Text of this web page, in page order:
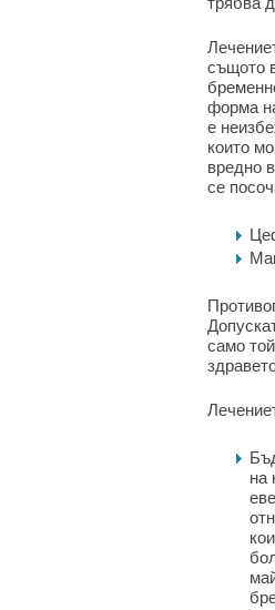
същото
форма
е
които
вредно
се
само
на